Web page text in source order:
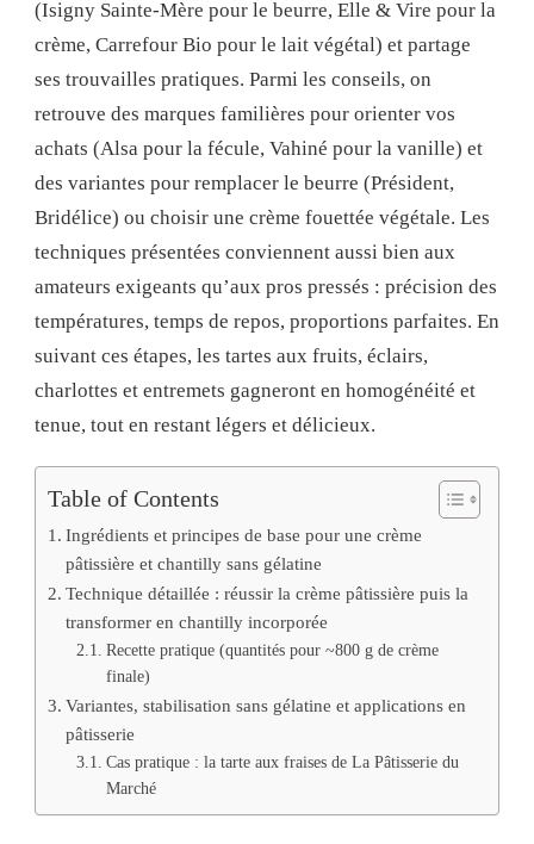
(Isigny Sainte-Mère pour le beurre, Elle & Vire pour la
crème, Carrefour Bio pour le lait végétal) et partage
ses trouvailles pratiques. Parmi les conseils, on
retrouve des marques familières pour orienter vos
achats (Alsa pour la fécule, Vahiné pour la vanille) et
des variantes pour remplacer le beurre (Président,
Bridélice) ou choisir une crème fouettée végétale. Les
techniques présentées conviennent aussi bien aux
amateurs exigeants qu’aux pros pressés : précision des
températures, temps de repos, proportions parfaites. En
suivant ces étapes, les tartes aux fruits, éclairs,
charlottes et entremets gagneront en homogénéité et
tenue, tout en restant légers et délicieux.
Table of Contents
Ingrédients et principes de base pour une crème
pâtissière et chantilly sans gélatine
Technique détaillée : réussir la crème pâtissière puis la
transformer en chantilly incorporée
Recette pratique (quantités pour ~800 g de crème
finale)
Variantes, stabilisation sans gélatine et applications en
pâtisserie
Cas pratique : la tarte aux fraises de La Pâtisserie du
Marché